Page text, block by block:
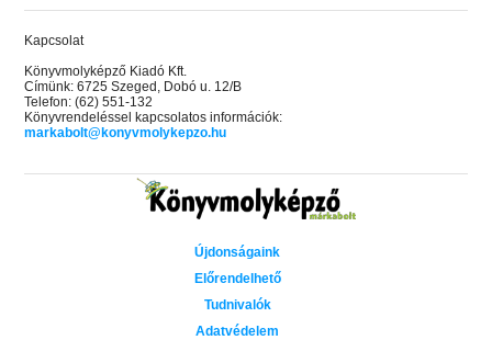
Kapcsolat
Könyvmolyképző Kiadó Kft.
Címünk: 6725 Szeged, Dobó u. 12/B
Telefon: (62) 551-132
Könyvrendeléssel kapcsolatos információk:
markabolt@konyvmolykepzo.hu
Újdonságaink
Előrendelhető
Tudnivalók
Adatvédelem